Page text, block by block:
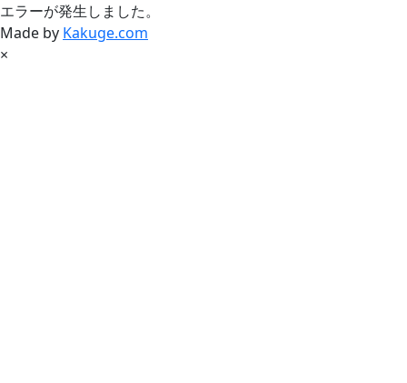
エラーが発生しました。
Made by Kakuge.com
×